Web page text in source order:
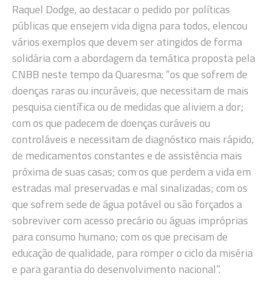
Raquel Dodge, ao destacar o pedido por políticas
públicas que ensejem vida digna para todos, elencou
vários exemplos que devem ser atingidos de forma
solidária com a abordagem da temática proposta pela
CNBB neste tempo da Quaresma: “os que sofrem de
doenças raras ou incuráveis, que necessitam de mais
pesquisa científica ou de medidas que aliviem a dor;
com os que padecem de doenças curáveis ou
controláveis e necessitam de diagnóstico mais rápido,
de medicamentos constantes e de assistência mais
próxima de suas casas; com os que perdem a vida em
estradas mal preservadas e mal sinalizadas; com os
que sofrem sede de água potável ou são forçados a
sobreviver com acesso precário ou águas impróprias
para consumo humano; com os que precisam de
educação de qualidade, para romper o ciclo da miséria
e para garantia do desenvolvimento nacional”.